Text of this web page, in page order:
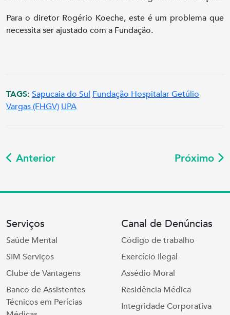
Para o diretor Rogério Koeche, este é um problema que
necessita ser ajustado com a Fundação.
TAGS: Sapucaia do Sul Fundação Hospitalar Getúlio
Vargas (FHGV) UPA
Anterior Próximo
Serviços
Saúde Mental
SIM Serviços
Clube de Vantagens
Banco de Assistentes
Técnicos em Perícias
Canal de Denúncias
Código de trabalho
Exercício Ilegal
Assédio Moral
Residência Médica
Integridade Corporativa